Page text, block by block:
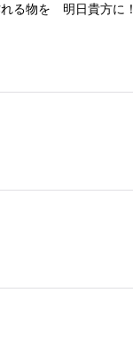
物を 明日貴方に